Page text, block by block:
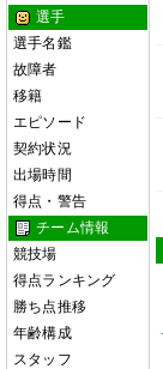
選手
選手名鑑
故障者
移籍
エピソード
契約状況
出場時間
得点・警告
チーム情報
競技場
得点ランキング
勝ち点推移
年齢構成
スタッフ